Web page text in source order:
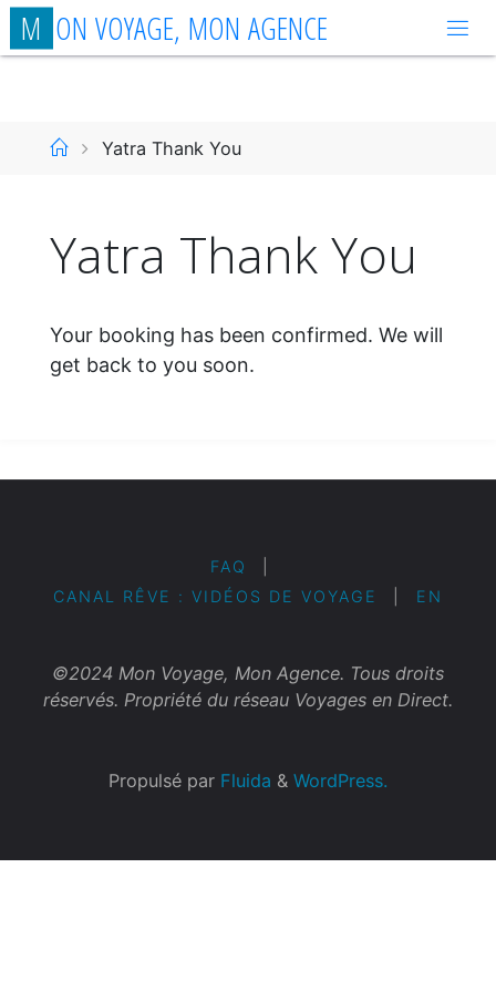
Aller
auM ON VOYAGE, MON AGENCE
AccueilYatra Thank You
Yatra Thank You
Your booking has been confirmed. We will
get back to you soon.
FAQ
CANAL RÊVE : VIDÉOS DE VOYAGE
EN
©2024 Mon Voyage, Mon Agence. Tous droits
réservés. Propriété du réseau Voyages en Direct.
Propulsé par Fluida & WordPress.